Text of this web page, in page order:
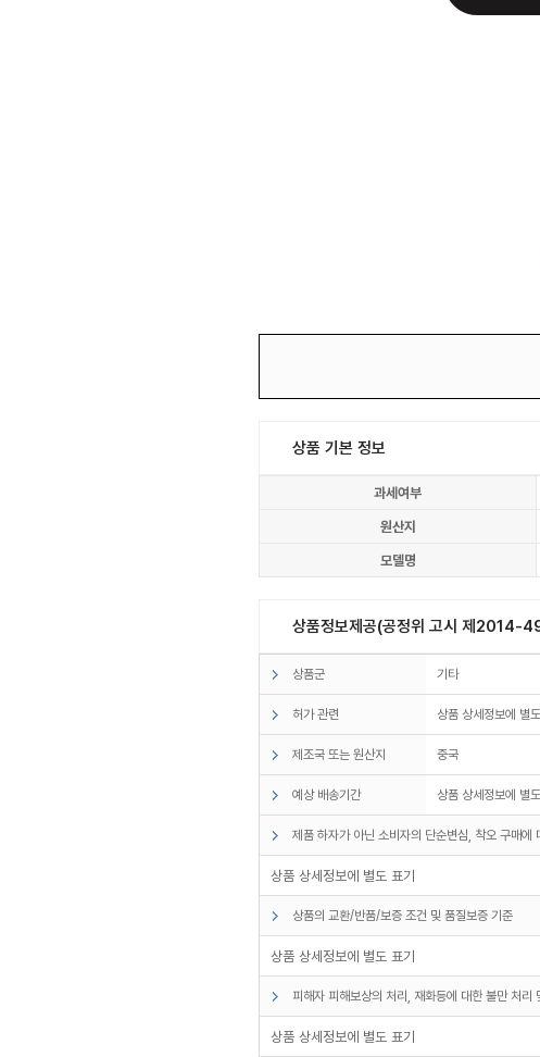
상품 기본 정보
과세여부
원산지
모델명
상품정보제공(공정위 고시 제2014-
상품군 기타
허가 관련 상품 상세정보에 별
제조국 또는 원산지 중국
예상 배송기간 상품 상세정보에 별
제품 하자가 아닌 소비자의 단순변심, 착오 구매
상품 상세정보에 별도 표기
상품의 교환/반품/보증 조건 및 품질보증 기준
상품 상세정보에 별도 표기
피해자 피해보상의 처리, 재화등에 대한 불만 처
상품 상세정보에 별도 표기